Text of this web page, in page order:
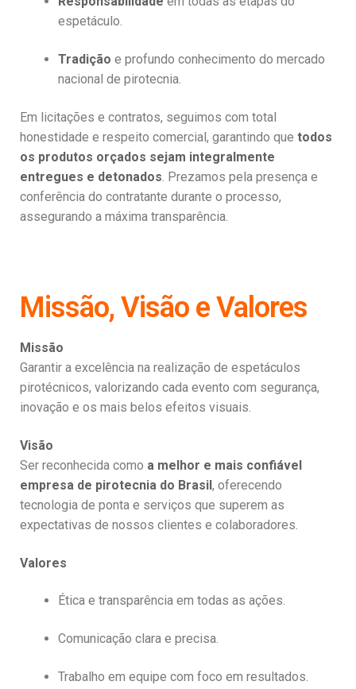
espetáculo.
Tradição e profundo conhecimento do mercado
nacional de pirotecnia.
Em licitações e contratos, seguimos com total
honestidade e respeito comercial, garantindo que todos
os produtos orçados sejam integralmente
entregues e detonados . Prezamos pela presença e
conferência do contratante durante o processo,
assegurando a máxima transparência.
Missão, Visão e Valores
Missão
Garantir a excelência na realização de espetáculos
pirotécnicos, valorizando cada evento com segurança,
inovação e os mais belos efeitos visuais.
Visão
Ser reconhecida como a melhor e mais confiável
empresa de pirotecnia do Brasil, oferecendo
tecnologia de ponta e serviços que superem as
expectativas de nossos clientes e colaboradores.
Valores
Ética e transparência em todas as ações.
Comunicação clara e precisa.
Trabalho em equipe com foco em resultados.